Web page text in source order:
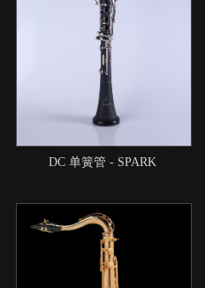
DC 单簧管 - SPARK